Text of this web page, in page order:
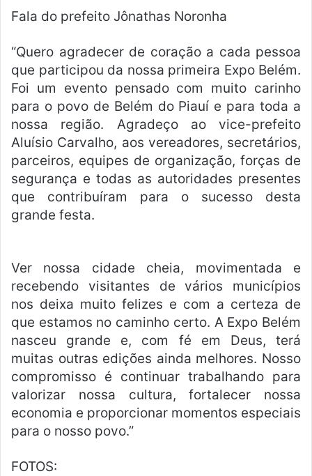
Fala do prefeito Jônathas Noronha
“Quero agradecer de coração a cada pessoa
que participou da nossa primeira Expo Belém.
Foi um evento pensado com muito carinho
para o povo de Belém do Piauí e para toda a
nossa região. Agradeço ao vice-prefeito
Aluísio Carvalho, aos vereadores, secretários,
parceiros, equipes de organização, forças de
segurança e todas as autoridades presentes
que contribuíram para o sucesso desta
grande festa.
Ver nossa cidade cheia, movimentada e
recebendo visitantes de vários municípios
nos deixa muito felizes e com a certeza de
que estamos no caminho certo. A Expo Belém
nasceu grande e, com fé em Deus, terá
muitas outras edições ainda melhores. Nosso
compromisso é continuar trabalhando para
valorizar nossa cultura, fortalecer nossa
economia e proporcionar momentos especiais
para o nosso povo.”
FOTOS: